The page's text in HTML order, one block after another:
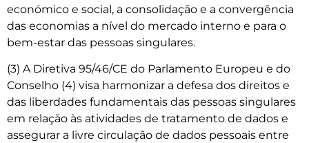
económico e social, a consolidação e a convergência
das economias a nível do mercado interno e para o
bem-estar das pessoas singulares.
(3) A Diretiva 95/46/CE do Parlamento Europeu e do
Conselho (4) visa harmonizar a defesa dos direitos e
das liberdades fundamentais das pessoas singulares
em relação às atividades de tratamento de dados e
assegurar a livre circulação de dados pessoais entre